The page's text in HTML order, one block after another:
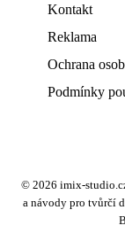
Kontakt
Reklama
Ochrana
Podmínky
© 2026 imix-
a návody pro tvůrčí